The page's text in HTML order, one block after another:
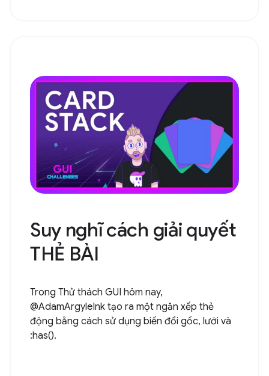
Suy nghĩ cách giải quyết
THẺ BÀI
Trong Thử thách GUI hôm nay,
@AdamArgyleInk tạo ra một ngăn xếp thẻ
động bằng cách sử dụng biến đổi gốc, lưới và
:has().